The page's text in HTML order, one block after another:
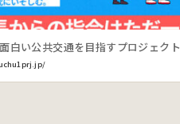
白い公共交通を目指すプロジェクト